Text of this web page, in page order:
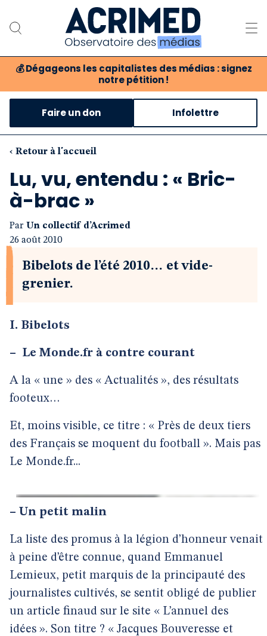
💰 Dégageons les capitalistes des médias : signez
notre pétition !
Notre association
Notre critique des médias
Nos propositions
Notre revue
Faire un don Infolettre
‹ Retour à l'accueil
Lu, vu, entendu : « Bric-
à-brac »
Par Un collectif d’Acrimed
26 août 2010
Bibelots de l’été 2010… et vide-
grenier.
I. Bibelots
– Le Monde.fr à contre courant
A la « une » des « Actualités », des résultats
footeux…
Et, moins visible, ce titre : « Près de deux tiers
des Français se moquent du football ». Mais pas
Le Monde.fr...
– Un petit malin
La liste des promus à la légion d’honneur venait
à peine d’être connue, quand Emmanuel
Lemieux, petit marquis de la principauté des
journalistes cultivés, se sentit obligé de publier
un article finaud sur le site « L’annuel des
idées ». Son titre ? « Jacques Bouveresse et